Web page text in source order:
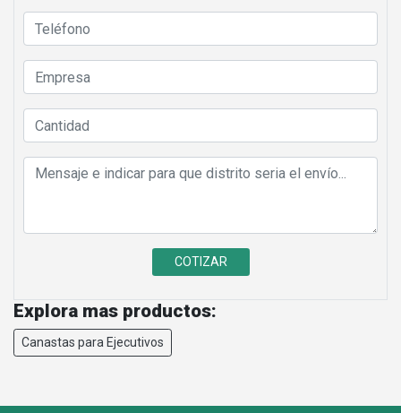
Explora mas productos:
Canastas para Ejecutivos